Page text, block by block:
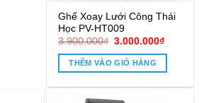
Ghế Xoay Lưới Công Thái
Học PV-HT009
3.900.000₫ Giá
là:
3.900.000₫.
3.000.000₫Giá
THÊM VÀO GIỎ HÀNG